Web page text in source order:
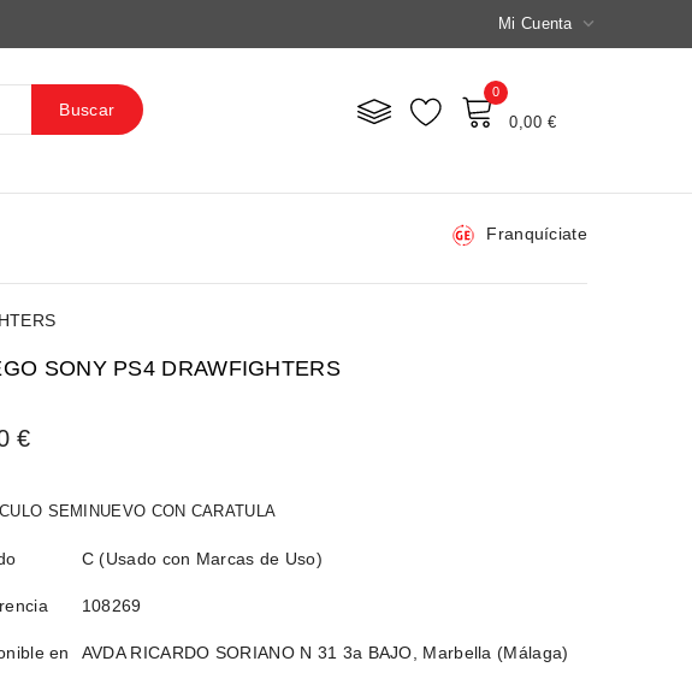
Mi Cuenta 
0
0,00 €
Buscar
Franquíciate
SONY PS4 DRAWFIGHTERS
€
SEMINUEVO CON CARATULA
C (Usado con Marcas de Uso)
108269
en AVDA RICARDO SORIANO N 31 3a BAJO, Marbella (Málaga)